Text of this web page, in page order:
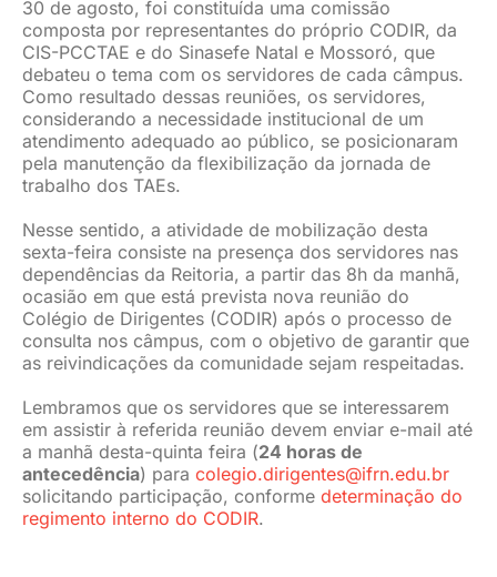
30 de agosto, foi constituída uma comissão
composta por representantes do próprio CODIR, da
CIS-PCCTAE e do Sinasefe Natal e Mossoró, que
debateu o tema com os servidores de cada câmpus.
Como resultado dessas reuniões, os servidores,
considerando a necessidade institucional de um
atendimento adequado ao público, se posicionaram
pela manutenção da flexibilização da jornada de
trabalho dos TAEs.
Nesse sentido, a atividade de mobilização desta
sexta-feira consiste na presença dos servidores nas
dependências da Reitoria, a partir das 8h da manhã,
ocasião em que está prevista nova reunião do
Colégio de Dirigentes (CODIR) após o processo de
consulta nos câmpus, com o objetivo de garantir que
as reivindicações da comunidade sejam respeitadas.
Lembramos que os servidores que se interessarem
em assistir à referida reunião devem enviar e-mail até
a manhã desta-quinta feira (24 horas de
antecedência) para colegio.dirigentes@ifrn.edu.br
solicitando participação, conforme determinação do
regimento interno do CODIR.